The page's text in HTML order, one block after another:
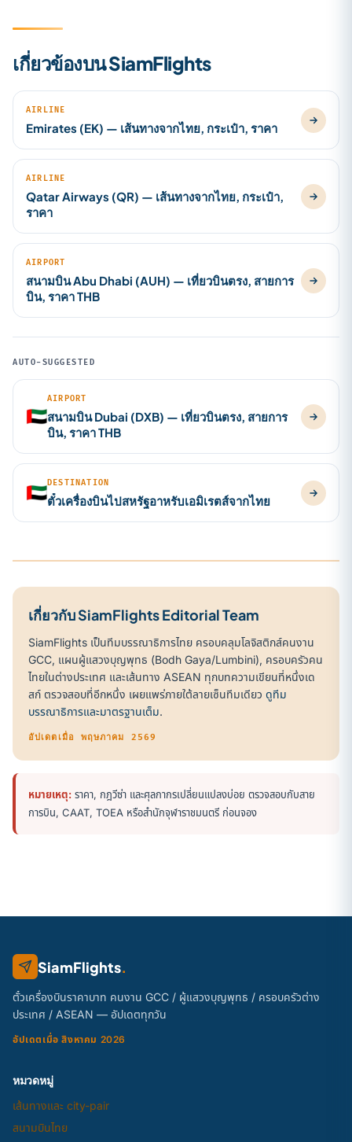
เกี่ยวข้องบน SiamFlights
AIRLINE
Emirates (EK) — เส้นทางจากไทย, กระเป๋า, ราคา
AIRLINE
Qatar Airways (QR) — เส้นทางจากไทย, กระเป๋า,
ราคา
AIRPORT
สนามบิน Abu Dhabi (AUH) — เที่ยวบินตรง, สายการ
บิน, ราคา THB
AUTO-SUGGESTED
🇦🇪
AIRPORT
สนามบิน Dubai (DXB) — เที่ยวบินตรง, สายการ
บิน, ราคา THB
🇦🇪DESTINATION
ตั๋วเครื่องบินไปสหรัฐอาหรับเอมิเรตส์จากไทย
เกี่ยวกับ SiamFlights Editorial Team
SiamFlights เป็นทีมบรรณาธิการไทย ครอบคลุมโลจิสติกส์คนงาน
GCC, แผนผู้แสวงบุญพุทธ (Bodh Gaya/Lumbini), ครอบครัวคน
ไทยในต่างประเทศ และเส้นทาง ASEAN ทุกบทความเขียนที่หนึ่งเด
สก์ ตรวจสอบที่อีกหนึ่ง เผยแพร่ภายใต้ลายเซ็นทีมเดียว ดูทีม
บรรณาธิการและมาตรฐานเต็ม.
อัปเดตเมื่อ พฤษภาคม 2569
หมายเหตุ: ราคา, กฎวีซ่า และศุลกากรเปลี่ยนแปลงบ่อย ตรวจสอบกับสาย
การบิน, CAAT, TOEA หรือสำนักจุฬาราชมนตรี ก่อนจอง
SiamFlights.
ตั๋วเครื่องบินราคาบาท คนงาน GCC / ผู้แสวงบุญพุทธ / ครอบครัวต่าง
ประเทศ / ASEAN — อัปเดตทุกวัน
อัปเดตเมื่อ สิงหาคม 2026
หมวดหมู่
เส้นทางและ city-pair
สนามบินไทย